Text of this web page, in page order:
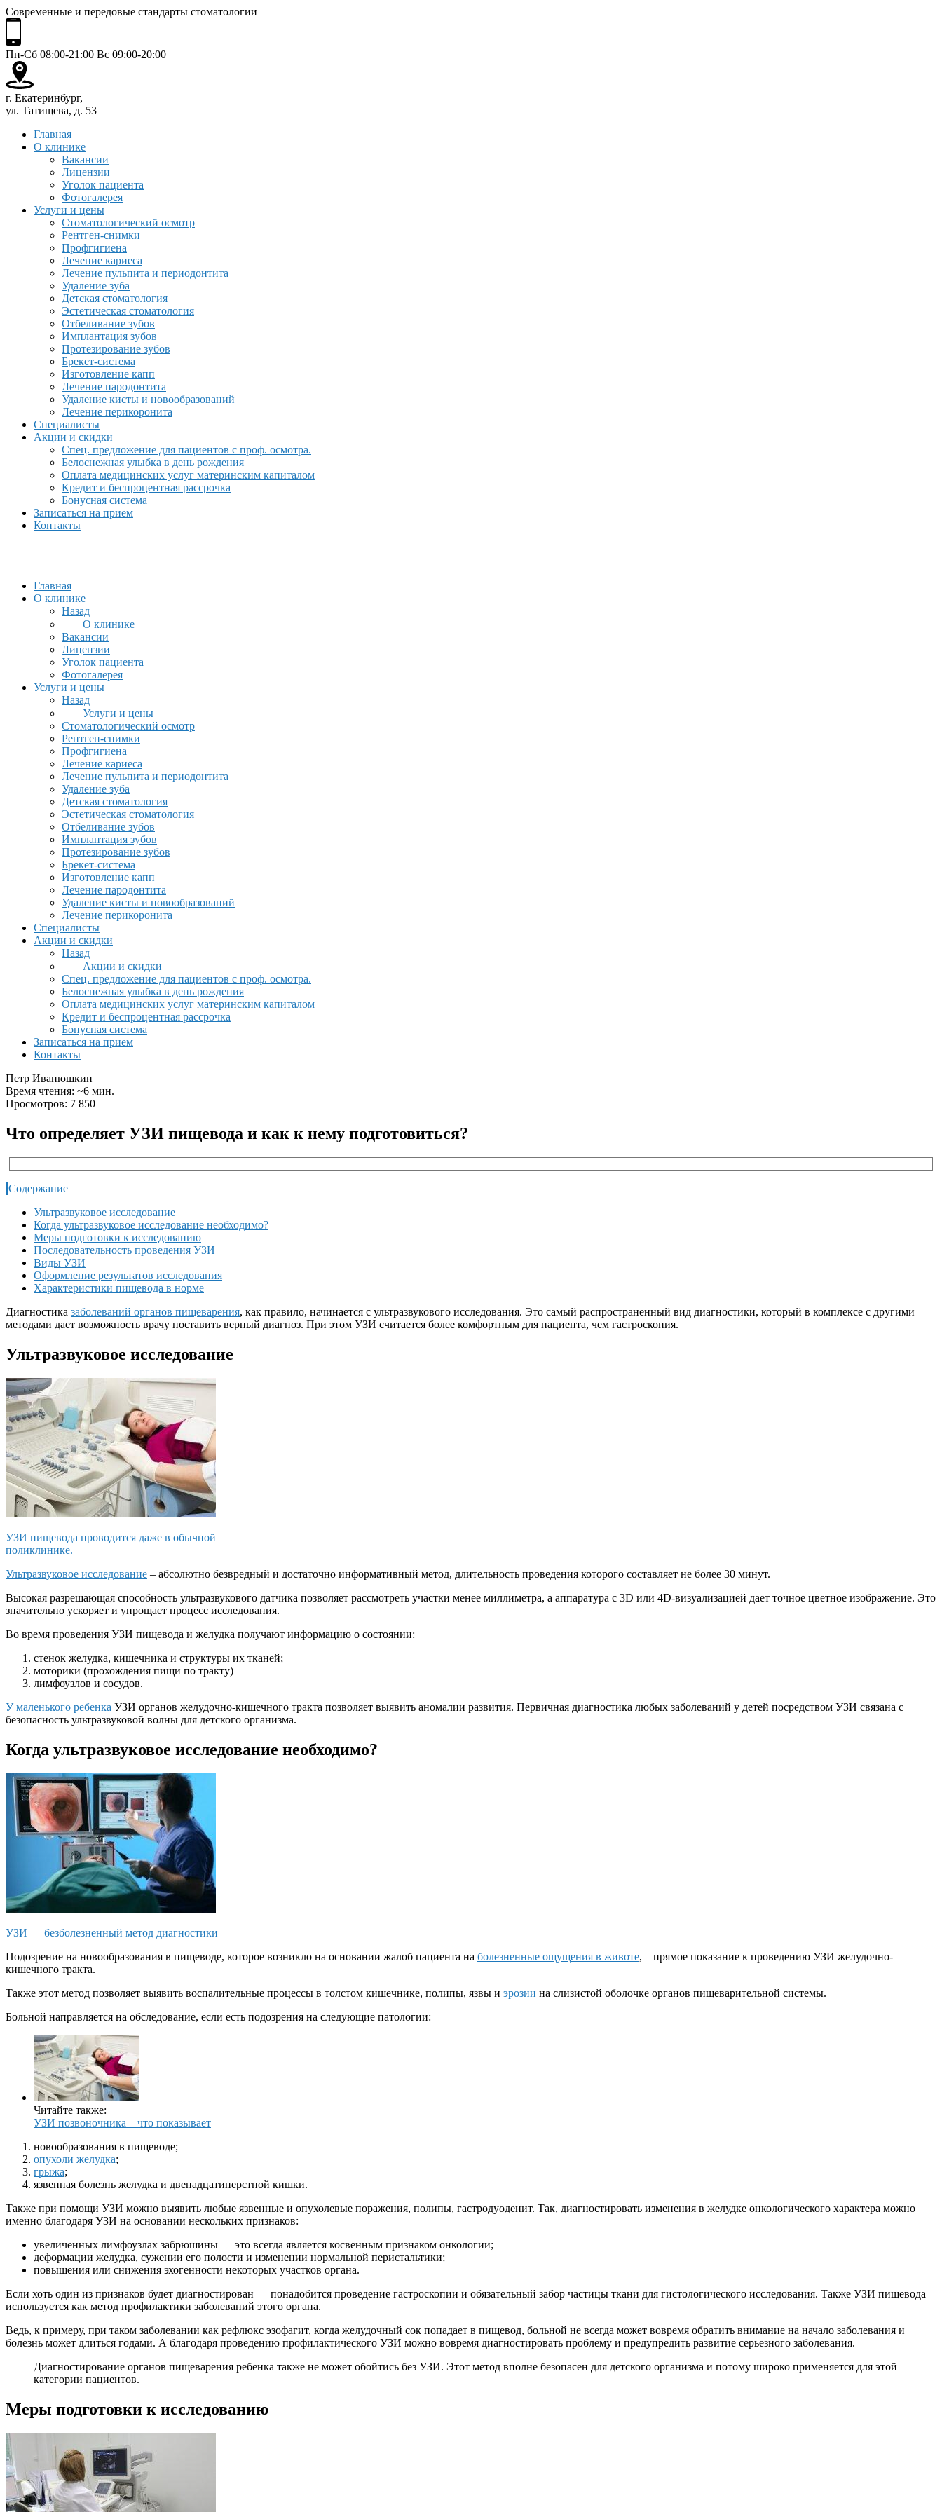
Современные и передовые стандарты стоматологии
Пн-Сб 08:00-21:00 Вс 09:00-20:00
г. Екатеринбург,
ул. Татищева, д. 53
Главная
О клинике
Вакансии
Лицензии
Уголок пациента
Фотогалерея
Услуги и цены
Стоматологический осмотр
Рентген-снимки
Профгигиена
Лечение кариеса
Лечение пульпита и периодонтита
Удаление зуба
Детская стоматология
Эстетическая стоматология
Отбеливание зубов
Имплантация зубов
Протезирование зубов
Брекет-система
Изготовление капп
Лечение пародонтита
Удаление кисты и новообразований
Лечение перикоронита
Специалисты
Акции и скидки
Спец. предложение для пациентов с проф. осмотра.
Белоснежная улыбка в день рождения
Оплата медицинских услуг материнским капиталом
Кредит и беспроцентная рассрочка
Бонусная система
Записаться на прием
Контакты
Главная
О клинике
Назад
О клинике
Вакансии
Лицензии
Уголок пациента
Фотогалерея
Услуги и цены
Назад
Услуги и цены
Стоматологический осмотр
Рентген-снимки
Профгигиена
Лечение кариеса
Лечение пульпита и периодонтита
Удаление зуба
Детская стоматология
Эстетическая стоматология
Отбеливание зубов
Имплантация зубов
Протезирование зубов
Брекет-система
Изготовление капп
Лечение пародонтита
Удаление кисты и новообразований
Лечение перикоронита
Специалисты
Акции и скидки
Назад
Акции и скидки
Спец. предложение для пациентов с проф. осмотра.
Белоснежная улыбка в день рождения
Оплата медицинских услуг материнским капиталом
Кредит и беспроцентная рассрочка
Бонусная система
Записаться на прием
Контакты
Петр Иванюшкин
Время чтения: ~6 мин.
Просмотров: 7 850
Что определяет УЗИ пищевода и как к нему подготовиться?
Содержание
Ультразвуковое исследование
Когда ультразвуковое исследование необходимо?
Меры подготовки к исследованию
Последовательность проведения УЗИ
Виды УЗИ
Оформление результатов исследования
Характеристики пищевода в норме
Диагностика заболеваний органов пищеварения, как правило, начинается с ультразвукового исследования. Это самый распространенный вид диагностики, который в комплексе с другими
методами дает возможность врачу поставить верный диагноз. При этом УЗИ считается более комфортным для пациента, чем гастроскопия.
Ультразвуковое исследование
УЗИ пищевода проводится даже в обычной
поликлинике.
Ультразвуковое исследование – абсолютно безвредный и достаточно информативный метод, длительность проведения которого составляет не более 30 минут.
Высокая разрешающая способность ультразвукового датчика позволяет рассмотреть участки менее миллиметра, а аппаратура с 3D или 4D-визуализацией дает точное цветное изображение. Это
значительно ускоряет и упрощает процесс исследования.
Во время проведения УЗИ пищевода и желудка получают информацию о состоянии:
стенок желудка, кишечника и структуры их тканей;
моторики (прохождения пищи по тракту)
лимфоузлов и сосудов.
У маленького ребенка УЗИ органов желудочно-кишечного тракта позволяет выявить аномалии развития. Первичная диагностика любых заболеваний у детей посредством УЗИ связана с
безопасность ультразвуковой волны для детского организма.
Когда ультразвуковое исследование необходимо?
УЗИ — безболезненный метод диагностики
Подозрение на новообразования в пищеводе, которое возникло на основании жалоб пациента на болезненные ощущения в животе, – прямое показание к проведению УЗИ желудочно-
кишечного тракта.
Также этот метод позволяет выявить воспалительные процессы в толстом кишечнике, полипы, язвы и эрозии на слизистой оболочке органов пищеварительной системы.
Больной направляется на обследование, если есть подозрения на следующие патологии:
Читайте также:
УЗИ позвоночника – что показывает
новообразования в пищеводе;
опухоли желудка;
грыжа;
язвенная болезнь желудка и двенадцатиперстной кишки.
Также при помощи УЗИ можно выявить любые язвенные и опухолевые поражения, полипы, гастродуоденит. Так, диагностировать изменения в желудке онкологического характера можно
именно благодаря УЗИ на основании нескольких признаков:
увеличенных лимфоузлах забрюшины — это всегда является косвенным признаком онкологии;
деформации желудка, сужении его полости и изменении нормальной перистальтики;
повышения или снижения эхогенности некоторых участков органа.
Если хоть один из признаков будет диагностирован — понадобится проведение гастроскопии и обязательный забор частицы ткани для гистологического исследования. Также УЗИ пищевода
используется как метод профилактики заболеваний этого органа.
Ведь, к примеру, при таком заболевании как рефлюкс эзофагит, когда желудочный сок попадает в пищевод, больной не всегда может вовремя обратить внимание на начало заболевания и
болезнь может длиться годами. А благодаря проведению профилактического УЗИ можно вовремя диагностировать проблему и предупредить развитие серьезного заболевания.
Диагностирование органов пищеварения ребенка также не может обойтись без УЗИ. Этот метод вполне безопасен для детского организма и потому широко применяется для этой
категории пациентов.
Меры подготовки к исследованию